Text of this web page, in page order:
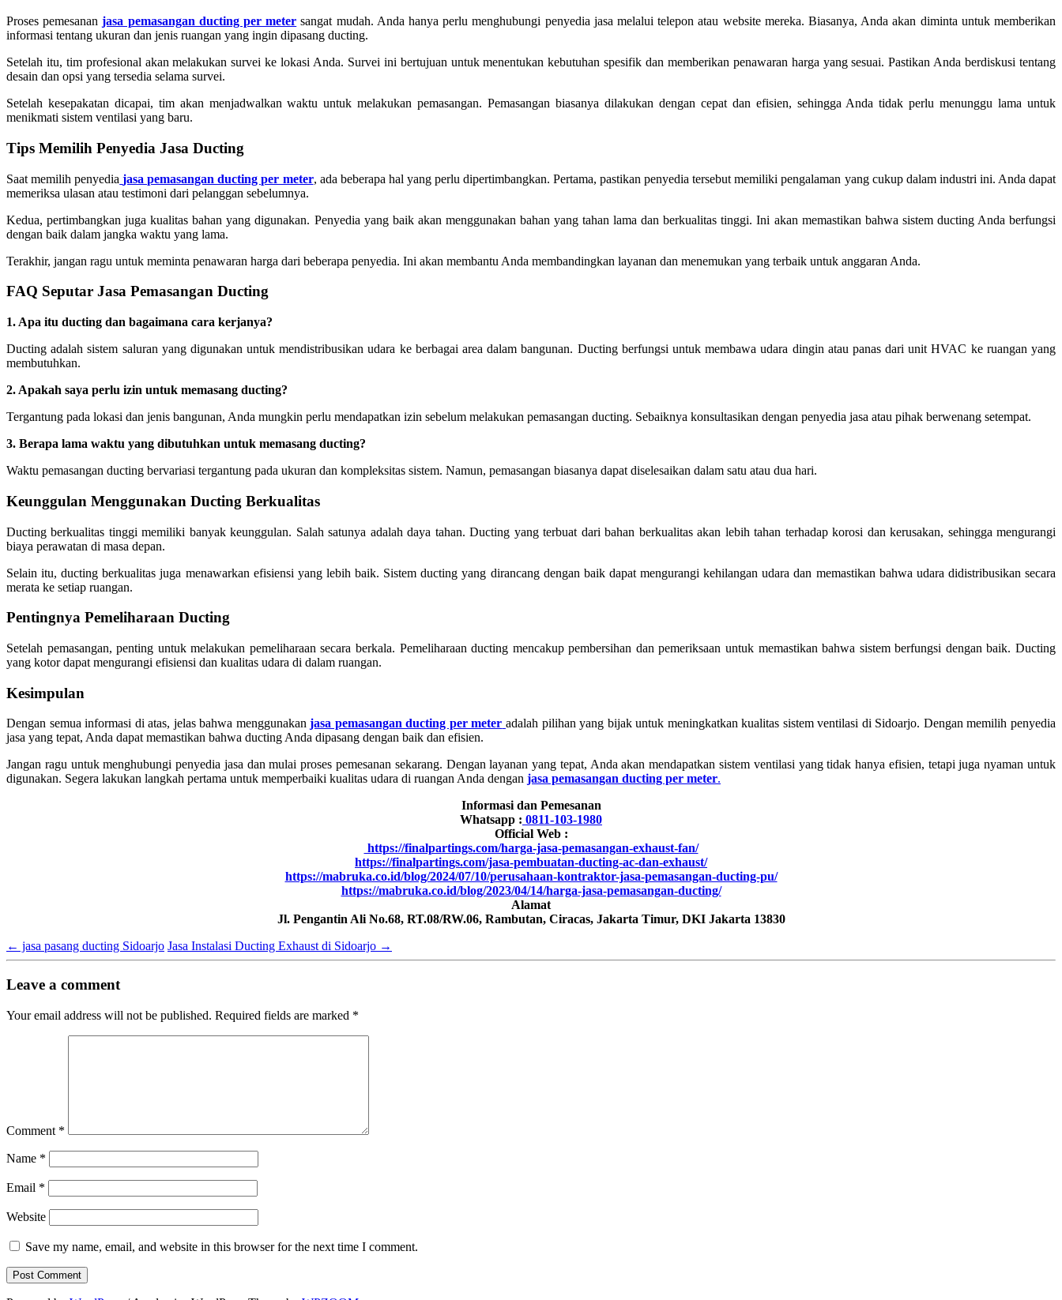
Proses pemesananjasa pemasangan ducting per meter sangat mudah. Anda hanya perlu menghubungi penyedia jasa melalui telepon atau website mereka. Biasanya, Anda akan diminta untuk memberikan
informasi tentang ukuran dan jenis ruangan yang ingin dipasang ducting.
Setelah itu, tim profesional akan melakukan survei ke lokasi Anda. Survei ini bertujuan untuk menentukan kebutuhan spesifik dan memberikan penawaran harga yang sesuai. Pastikan Anda berdiskusi tentang
desain dan opsi yang tersedia selama survei.
Setelah kesepakatan dicapai, tim akan menjadwalkan waktu untuk melakukan pemasangan. Pemasangan biasanya dilakukan dengan cepat dan efisien, sehingga Anda tidak perlu menunggu lama untuk
menikmati sistem ventilasi yang baru.
Tips Memilih Penyedia Jasa Ducting
Saat memilih penyedia jasa pemasangan ducting per meter, ada beberapa hal yang perlu dipertimbangkan. Pertama, pastikan penyedia tersebut memiliki pengalaman yang cukup dalam industri ini. Anda dapat
memeriksa ulasan atau testimoni dari pelanggan sebelumnya.
Kedua, pertimbangkan juga kualitas bahan yang digunakan. Penyedia yang baik akan menggunakan bahan yang tahan lama dan berkualitas tinggi. Ini akan memastikan bahwa sistem ducting Anda berfungsi
dengan baik dalam jangka waktu yang lama.
Terakhir, jangan ragu untuk meminta penawaran harga dari beberapa penyedia. Ini akan membantu Anda membandingkan layanan dan menemukan yang terbaik untuk anggaran Anda.
FAQ Seputar Jasa Pemasangan Ducting
1. Apa itu ducting dan bagaimana cara kerjanya?
Ducting adalah sistem saluran yang digunakan untuk mendistribusikan udara ke berbagai area dalam bangunan. Ducting berfungsi untuk membawa udara dingin atau panas dari unit HVAC ke ruangan yang
membutuhkan.
2. Apakah saya perlu izin untuk memasang ducting?
Tergantung pada lokasi dan jenis bangunan, Anda mungkin perlu mendapatkan izin sebelum melakukan pemasangan ducting. Sebaiknya konsultasikan dengan penyedia jasa atau pihak berwenang setempat.
3. Berapa lama waktu yang dibutuhkan untuk memasang ducting?
Waktu pemasangan ducting bervariasi tergantung pada ukuran dan kompleksitas sistem. Namun, pemasangan biasanya dapat diselesaikan dalam satu atau dua hari.
Keunggulan Menggunakan Ducting Berkualitas
Ducting berkualitas tinggi memiliki banyak keunggulan. Salah satunya adalah daya tahan. Ducting yang terbuat dari bahan berkualitas akan lebih tahan terhadap korosi dan kerusakan, sehingga mengurangi
biaya perawatan di masa depan.
Selain itu, ducting berkualitas juga menawarkan efisiensi yang lebih baik. Sistem ducting yang dirancang dengan baik dapat mengurangi kehilangan udara dan memastikan bahwa udara didistribusikan secara
merata ke setiap ruangan.
Pentingnya Pemeliharaan Ducting
Setelah pemasangan, penting untuk melakukan pemeliharaan secara berkala. Pemeliharaan ducting mencakup pembersihan dan pemeriksaan untuk memastikan bahwa sistem berfungsi dengan baik. Ducting
yang kotor dapat mengurangi efisiensi dan kualitas udara di dalam ruangan.
Kesimpulan
Dengan semua informasi di atas, jelas bahwa menggunakanjasa pemasangan ducting per meter adalah pilihan yang bijak untuk meningkatkan kualitas sistem ventilasi di Sidoarjo. Dengan memilih penyedia
jasa yang tepat, Anda dapat memastikan bahwa ducting Anda dipasang dengan baik dan efisien.
Jangan ragu untuk menghubungi penyedia jasa dan mulai proses pemesanan sekarang. Dengan layanan yang tepat, Anda akan mendapatkan sistem ventilasi yang tidak hanya efisien, tetapi juga nyaman untuk
digunakan. Segera lakukan langkah pertama untuk memperbaiki kualitas udara di ruangan Anda dengan jasa pemasangan ducting per meter.
Informasi dan Pemesanan
Whatsapp : 0811-103-1980
Official Web :
https://finalpartings.com/harga-jasa-pemasangan-exhaust-fan/
https://finalpartings.com/jasa-pembuatan-ducting-ac-dan-exhaust/
https://mabruka.co.id/blog/2024/07/10/perusahaan-kontraktor-jasa-pemasangan-ducting-pu/
https://mabruka.co.id/blog/2023/04/14/harga-jasa-pemasangan-ducting/
Alamat
Jl. Pengantin Ali No.68, RT.08/RW.06, Rambutan, Ciracas, Jakarta Timur, DKI Jakarta 13830
← jasa pasang ducting Sidoarjo Jasa Instalasi Ducting Exhaust di Sidoarjo →
Leave a comment
Your email address will not be published. Required fields are marked *
Comment *
Name *
Email *
Website
Save my name, email, and website in this browser for the next time I comment.